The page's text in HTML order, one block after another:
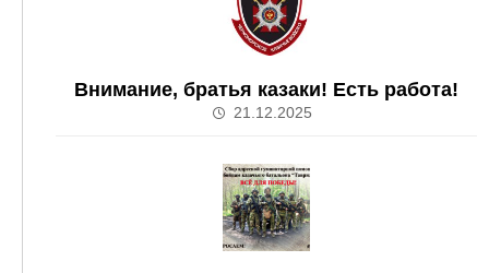
Внимание, братья казаки! Есть работа!
21.12.2025